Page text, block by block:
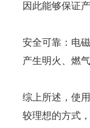
因此能够保证
安全可靠：电
产生明火、燃
综上所述，使
较理想的方式